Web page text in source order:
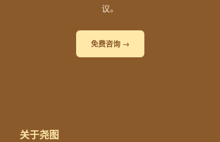
议。
免费咨询 →
关于尧图